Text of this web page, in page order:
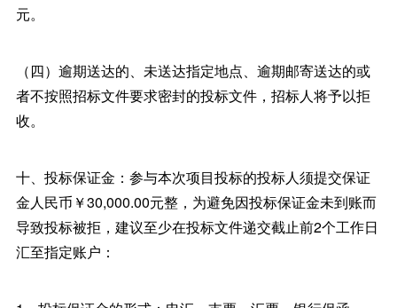
元。
（四）逾期送达的、未送达指定地点、逾期邮寄送达的或
者不按照招标文件要求密封的投标文件，招标人将予以拒
收。
十、投标保证金：参与本次项目投标的投标人须提交保证
金人民币￥30,000.00元整，为避免因投标保证金未到账而
导致投标被拒，建议至少在投标文件递交截止前2个工作日
汇至指定账户：